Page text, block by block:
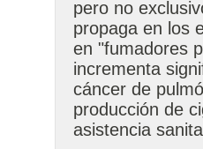
pero no
propaga en los
en "fumadores
incrementa
cáncer de
producción de
asistencia